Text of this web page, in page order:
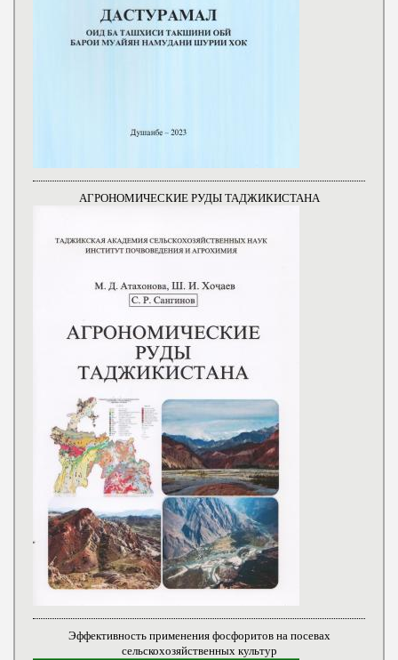
АГРОНОМИЧЕСКИЕ РУДЫ ТАДЖИКИСТАНА
Эффективность применения фосфоритов на посевах
сельскохозяйственных культур